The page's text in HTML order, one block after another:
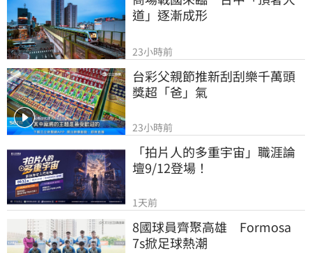
道」逐漸成形
23小時前
台彩父親節推新刮刮樂千萬頭
獎超「爸」氣
23小時前
「拍片人的多重宇宙」職涯論
壇9/12登場！
1天前
8國球員齊聚高雄　Formosa
7s掀足球熱潮